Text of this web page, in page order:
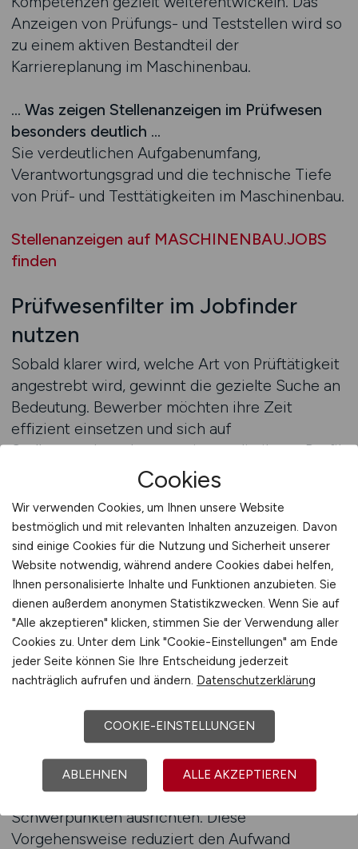
Anzeigen von Prüfungs- und Teststellen wird so
zu einem aktiven Bestandteil der
Karriereplanung im Maschinenbau.
… Was zeigen Stellenanzeigen im Prüfwesen
besonders deutlich …
Sie verdeutlichen Aufgabenumfang,
Verantwortungsgrad und die technische Tiefe
von Prüf- und Testtätigkeiten im Maschinenbau.
Stellenanzeigen auf MASCHINENBAU.JOBS
finden
Prüfwesenfilter im Jobfinder
nutzen
Sobald klarer wird, welche Art von Prüftätigkeit
angestrebt wird, gewinnt die gezielte Suche an
Bedeutung. Bewerber möchten ihre Zeit
effizient einsetzen und sich auf
Stellenangebote konzentrieren, die ihrem Profil
entsprechen. Eine strukturierte
Suchmöglichkeit unterstützt dabei, relevante
Prüfstellen gezielt zu identifizieren und
übersichtlich darzustellen.
MASCHINENBAU.JOBS fungiert hierbei als
spezialisiertes Jobportal, auf dem
entsprechende Stellenanzeigen veröffentlicht
werden und über Suchfunktionen auffindbar
sind.
Durch eine gezielte Suche lassen sich
unterschiedliche Kriterien miteinander
kombinieren, um Prüf- und Testaufgaben
Recherche an Aufgabenbereichen,
Erfahrungsstufen oder technischen
Schwerpunkten ausrichten. Diese
Vorgehensweise reduziert den Aufwand
Cookies
Wir verwenden Cookies, um Ihnen unsere Website
bestmöglich und mit relevanten Inhalten anzuzeigen. Davon
sind einige Cookies für die Nutzung und Sicherheit unserer
Website notwendig, während andere Cookies dabei helfen,
Ihnen personalisierte Inhalte und Funktionen anzubieten. Sie
dienen außerdem anonymen Statistikzwecken. Wenn Sie auf
"Alle akzeptieren" klicken, stimmen Sie der Verwendung aller
Cookies zu. Unter dem Link "Cookie-Einstellungen" am Ende
jeder Seite können Sie Ihre Entscheidung jederzeit
nachträglich aufrufen und ändern. Datenschutzerklärung
COOKIE-EINSTELLUNGEN
ABLEHNEN ALLE AKZEPTIEREN